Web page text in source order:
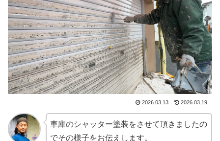
2026.03.13 2026.03.19
車庫のシャッター塗装をさせて頂きましたの
でその様子をお伝えします。